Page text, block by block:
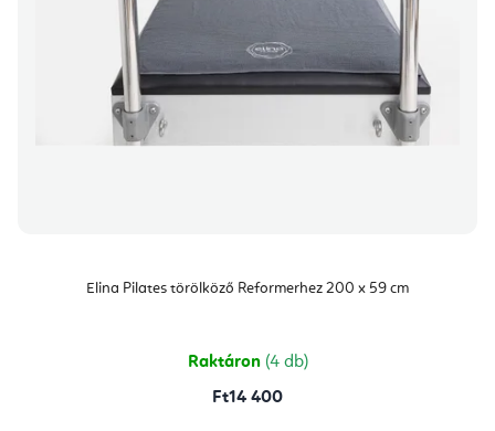
Elina Pilates törölköző Reformerhez 200 x 59 cm
Raktáron (4 db)
Ft14 400